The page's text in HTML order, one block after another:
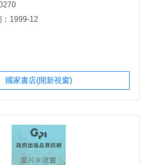
1999-12
國家書店(開新視窗)